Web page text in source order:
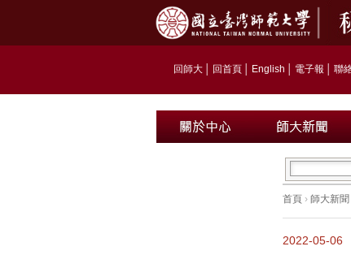
回師大 回首頁 English 電子報 聯
首頁 › 師大新聞
2022-05-06